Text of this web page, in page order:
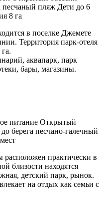
песчаный пляж Дети до 6
8 га
в поселке Джемете
Территория парк-отеля
аквапарк, парк
бары, магазины.
питание Открытый
берега песчано-галечный
расположен практически в
близости находятся
детский парк, рынок.
на отдых как семьи с